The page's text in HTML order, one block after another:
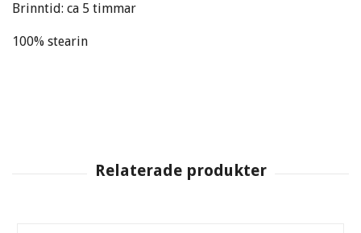
Brinntid: ca 5 timmar
100% stearin